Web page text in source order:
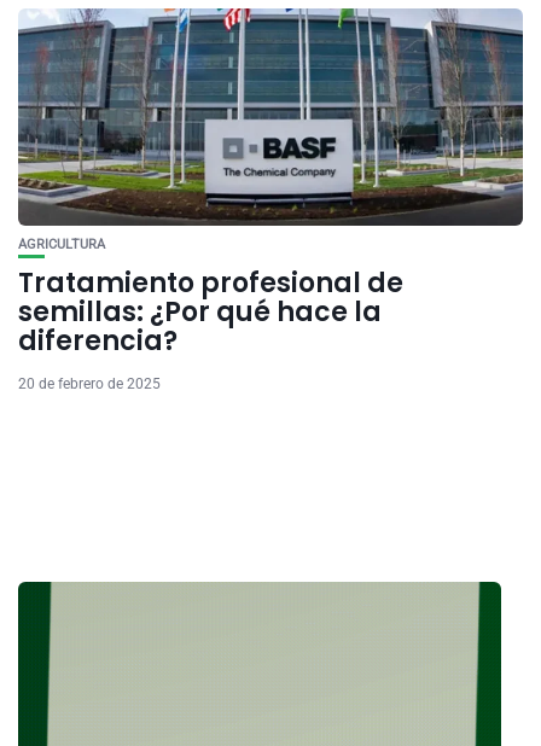
AGRICULTURA
Tratamiento profesional de
semillas: ¿Por qué hace la
diferencia?
20 de febrero de 2025